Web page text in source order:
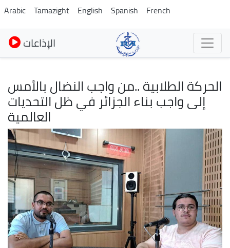
Skip
to
main
content
Arabic Tamazight English Spanish French
الإذاعات
الحركة الطلابية ..من واجب النضال بالأمس
إلى واجب بناء الجزائر في ظل التحديات
العالمية
Image